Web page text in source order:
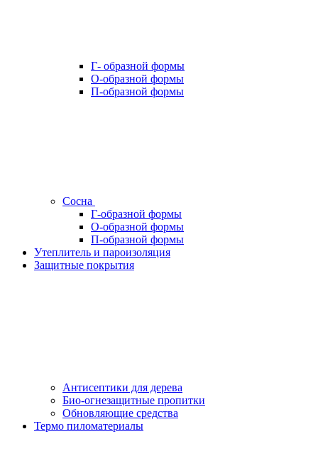
Г- образной формы
О-образной формы
П-образной формы
Сосна
Г-образной формы
О-образной формы
П-образной формы
Утеплитель и пароизоляция
Защитные покрытия
Антисептики для дерева
Био-огнезащитные пропитки
Обновляющие средства
Термо пиломатериалы